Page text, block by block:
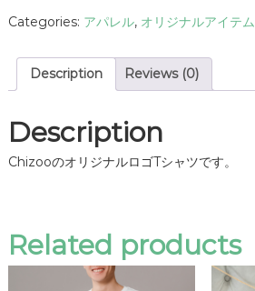
】
o
o
ロ
ャ
ツ
Categories: アパレル, オリジナルアイテム
Description Reviews (0)
Description
ChizooのオリジナルロゴTシャツです。
Related products